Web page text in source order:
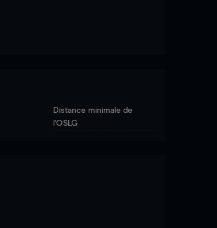
Distance minimale de
l'OSLG